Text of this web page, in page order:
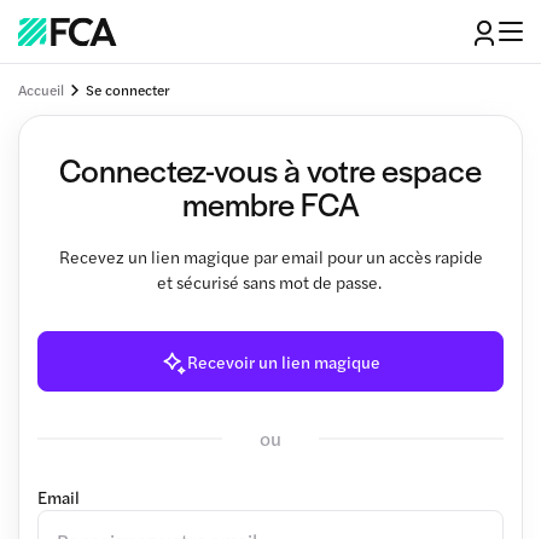
Accueil Se connecter
Connectez-vous à votre espace
membre FCA
Recevez un lien magique par email pour un accès rapide
et sécurisé sans mot de passe.
Recevoir un lien magique
ou
Email